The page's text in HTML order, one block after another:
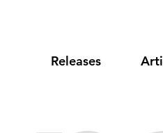
Releases